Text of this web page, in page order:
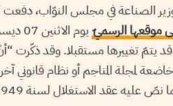
الصناعة في مجلس النوّاب، دفعت
موقعها الرسميّ
قد يتمّ تغييرها مستقبلا. وقد ذكّرت
لمجلة المناجم أو نظام قانوني
عليه عقد الاستغلال لسنة 1949.